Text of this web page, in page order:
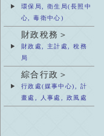
環保局, 衛生局(長照中
心, 毒衛中心)
財政稅務＞
財政處, 主計處, 稅務
局
綜合行政＞
行政處(媒事中心), 計
畫處, 人事處, 政風處